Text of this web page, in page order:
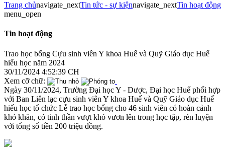
Trang chủnavigate_nextTin tức - sự kiệnnavigate_nextTin hoạt động
menu_open
Tin hoạt động
Trao học bổng Cựu sinh viên Y khoa Huế và Quỹ Giáo dục Huế
hiếu học năm 2024
30/11/2024 4:52:39 CH
Xem cỡ chữ:
Ngày 30/11/2024, Trường Đại học Y - Dược, Đại học Huế phối hợp
với Ban Liên lạc cựu sinh viên Y khoa Huế và Quỹ Giáo dục Huế
hiếu học tổ chức Lễ trao học bổng cho 46 sinh viên có hoàn cảnh
khó khăn, có tinh thần vượt khó vươn lên trong học tập, rèn luyện
với tổng số tiền 200 triệu đồng.